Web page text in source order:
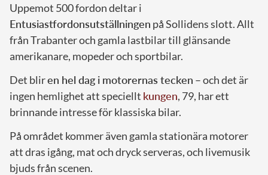
Uppemot 500 fordon deltar i
Entusiastfordonsutställningen på Sollidens slott. Allt
från Trabanter och gamla lastbilar till glänsande
amerikanare, mopeder och sportbilar.
Det bliren hel dag i motorernas tecken – och det är
ingen hemlighet att speciellt kungen, 79, har ett
brinnande intresse för klassiska bilar.
På området kommer även gamla stationära motorer
att dras igång, mat och dryck serveras, och livemusik
bjuds från scenen.